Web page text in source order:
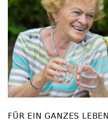
FÜR EIN GANZES LEBEN